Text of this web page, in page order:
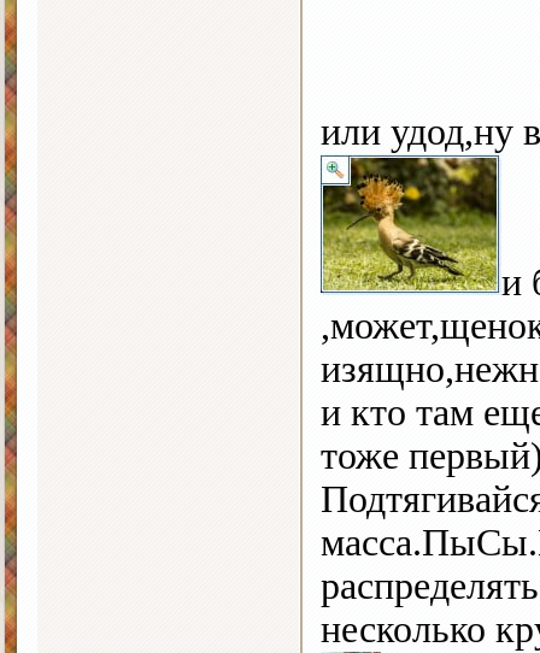
или удод,ну
и
и кто там
тоже
несколько